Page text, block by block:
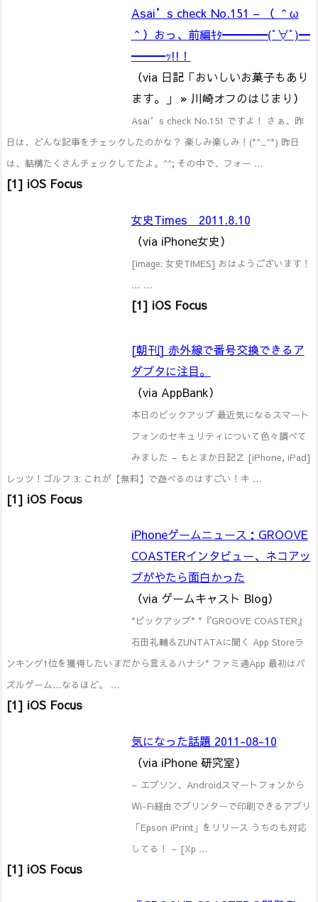
Asai’s check No.151 – （ ＾ω
＾）おっ、前編ｷﾀ━━━━(ﾟ∀ﾟ)━
━━━ｯ!!！
（via 日記「おいしいお菓子もあり
ます。」 » 川崎オフのはじまり）
Asai’s check No.151 ですよ！ さぁ、昨
日は、どんな記事をチェックしたのかな？ 楽しみ楽しみ！(*^_^*) 昨日
は、結構たくさんチェックしてたよ。^^; その中で、フォー …
[1] iOS Focus
女史Times 2011.8.10
（via iPhone女史）
[image: 女史TIMES] おはようございます！
… …
[1] iOS Focus
[朝刊] 赤外線で番号交換できるア
ダプタに注目。
（via AppBank）
本日のピックアップ 最近気になるスマート
フォンのセキュリティについて色々調べて
みました – もとまか日記Ｚ [iPhone, iPad]
レッツ！ゴルフ 3: これが【無料】で遊べるのはすごい！キ …
[1] iOS Focus
iPhoneゲームニュース：GROOVE
COASTERインタビュー、ネコアッ
プがやたら面白かった
（via ゲームキャスト Blog）
*ピックアップ* *『GROOVE COASTER』
石田礼輔＆ZUNTATAに聞く App Storeラ
ンキング1位を獲得したいまだから言えるハナシ* ファミ通App 最初はパ
ズルゲーム…なるほど。 …
[1] iOS Focus
気になった話題 2011-08-10
（via iPhone 研究室）
– エプソン、Androidスマートフォンから
Wi-Fi経由でプリンターで印刷できるアプリ
「Epson iPrint」をリリース うちのも対応
してる！ – [Xp …
[1] iOS Focus